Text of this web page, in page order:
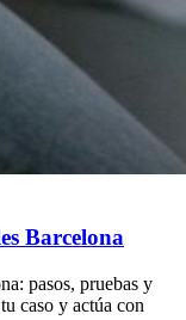
Barcelona
pasos, pruebas y
caso y actúa con